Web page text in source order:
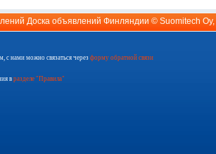
Доска объявлений Финляндии © Suomitech Oy
с нами можно связаться через форму обратной связи
в разделе "Правила"